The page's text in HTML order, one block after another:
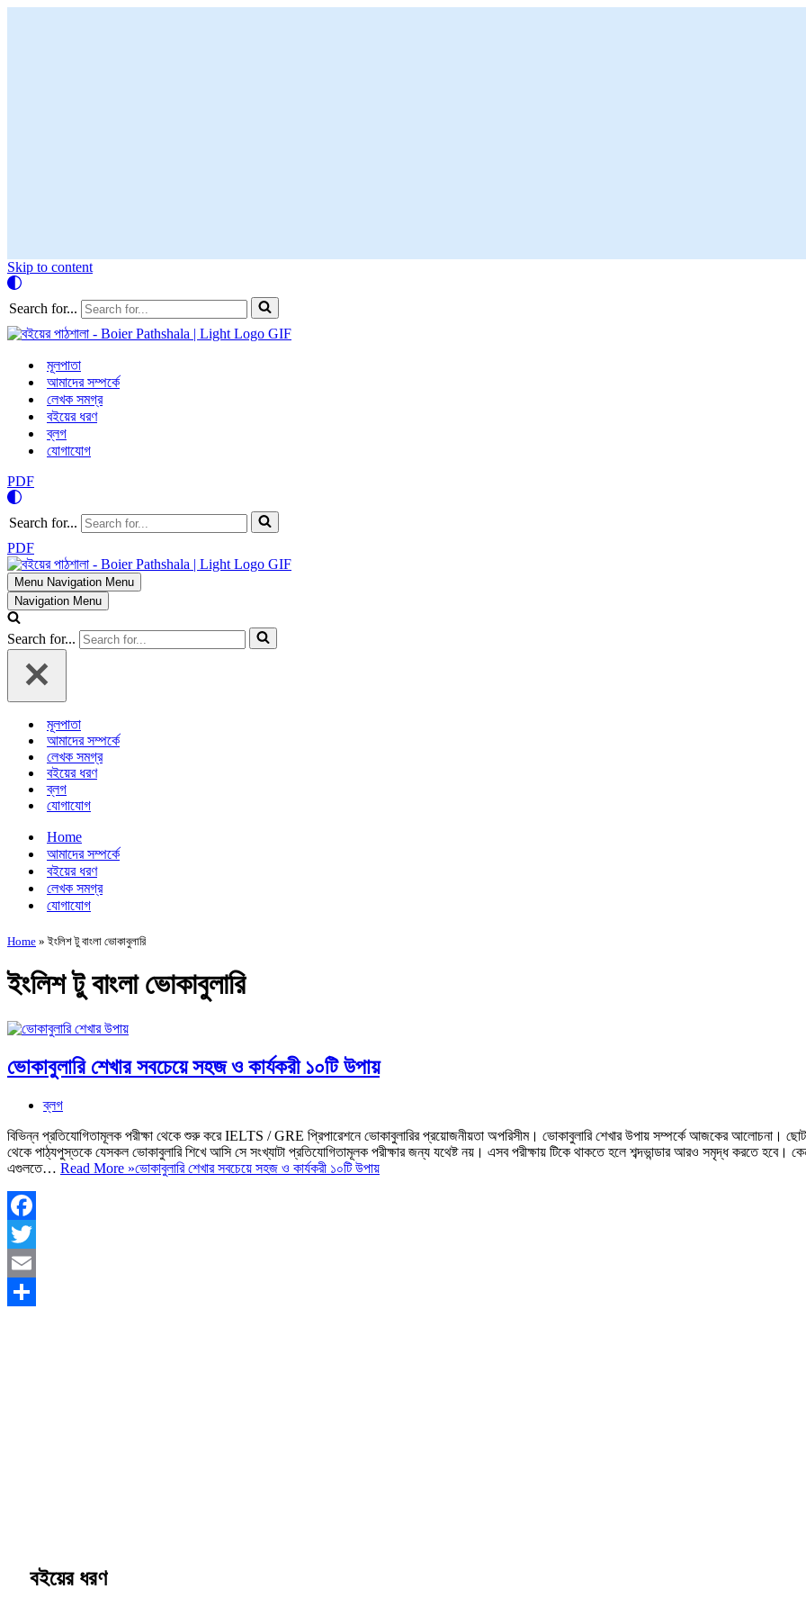
Skip to content
Search for...
মূলপাতা
আমাদের সম্পর্কে
লেখক সমগ্র
বইয়ের ধরণ
ব্লগ
যোগাযোগ
PDF
Search for...
PDF
Menu Navigation Menu
Navigation Menu
Search for...
মূলপাতা
আমাদের সম্পর্কে
লেখক সমগ্র
বইয়ের ধরণ
ব্লগ
যোগাযোগ
Home
আমাদের সম্পর্কে
বইয়ের ধরণ
লেখক সমগ্র
যোগাযোগ
Home »ইংলিশ টু বাংলা ভোকাবুলারি
ইংলিশ টু বাংলা ভোকাবুলারি
ভোকাবুলারি শেখার সবচেয়ে সহজ ও কার্যকরী ১০টি উপায়
ব্লগ
বিভিন্ন প্রতিযোগিতামূলক পরীক্ষা থেকে শুরু করে IELTS / GRE প্রিপারেশনে ভোকাবুলারির প্রয়োজনীয়তা অপরিসীম। ভোকাবুলারি শেখার উপায় সম্পর্কে আজকের আলোচনা।
থেকে পাঠ্যপুস্তকে যেসকল ভোকাবুলারি শিখে আসি সে সংখ্যাটা প্রতিযোগিতামূলক পরীক্ষার জন্য যথেষ্ট নয়। এসব পরীক্ষায় টিকে থাকতে হলে শব্দভান্ডার আরও সমৃদ্ধ করতে হবে।
এগুলতে… Read More »ভোকাবুলারি শেখার সবচেয়ে সহজ ও কার্যকরী ১০টি উপায়
Facebook
Twitter
Email
বইয়ের ধরণ